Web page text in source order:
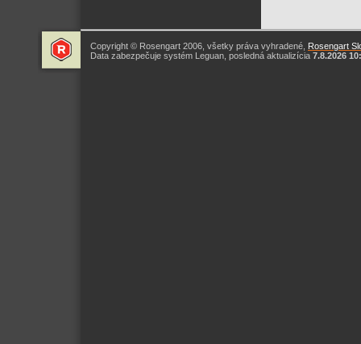
Copyright © Rosengart 2006, všetky práva vyhradené, Rosengart
Data zabezpečuje systém Leguan, posledná aktualizícia 7.8.2026